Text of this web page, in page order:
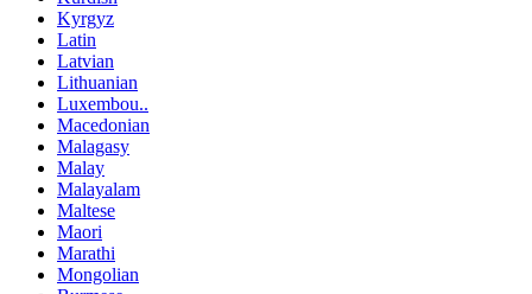
Kyrgyz
Latin
Latvian
Lithuanian
Luxembou..
Macedonian
Malagasy
Malay
Malayalam
Maltese
Maori
Marathi
Mongolian